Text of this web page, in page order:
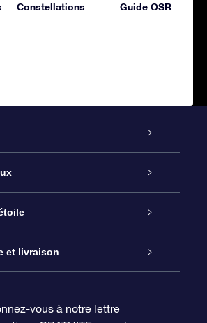
Constellations Guide OSR
en ligne
OSR
étoiles
et livraison
vous à notre lettre